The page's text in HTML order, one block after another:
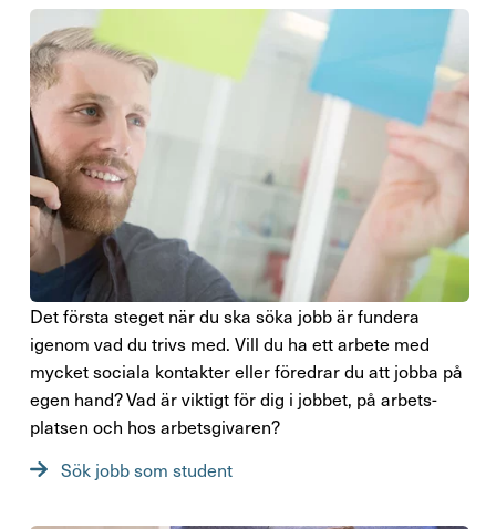
Det första steget när du ska söka jobb är fundera
igenom vad du trivs med. Vill du ha ett arbete med
mycket sociala kontakter eller före­drar du att jobba på
egen hand? Vad är viktigt för dig i jobbet, på arbets­
platsen och hos arbets­gi­varen?
Sök jobb som student